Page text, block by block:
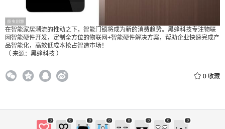
在智能家居潮流的推动之下，智能门锁将成为新的消费趋势。黑蜂科技专注物联
网智能硬件开发，定制全方位的物联网+智能硬件解决方案，帮助企业快速完成产
品智能化，高效低成本抢占智造市场！
（ 来源：黑蜂科技 ）
0 收藏
0 0 0 0 0 0 0 0
给Nancy打赏
2
20
¥
6位以上